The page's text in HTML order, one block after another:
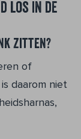
los in de
zitten?
of
daarom niet